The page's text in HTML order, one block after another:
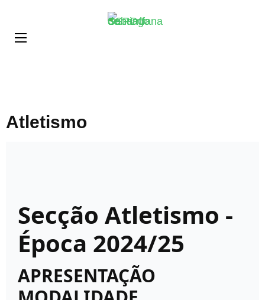
content
CSRDC
Atletismo
Secção Atletismo -
Época 2024/25
APRESENTAÇÃO